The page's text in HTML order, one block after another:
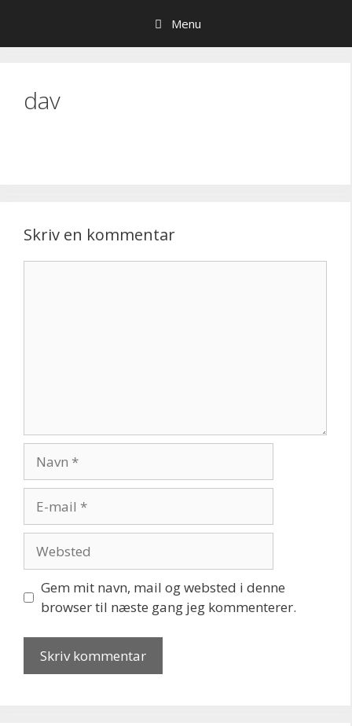
indhold
Menu
dav
Skriv en kommentar
mail
Gem mit navn, mail og websted i denne
browser til næste gang jeg kommenterer.